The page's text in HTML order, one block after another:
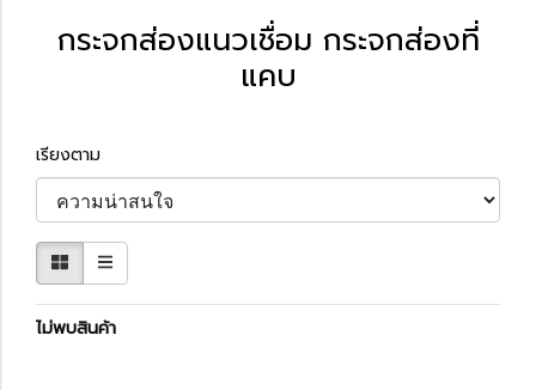
กระจกส่องแนวเชื่อม กระจกส่องที่
แคบ
เรียงตาม
ไม่พบสินค้า